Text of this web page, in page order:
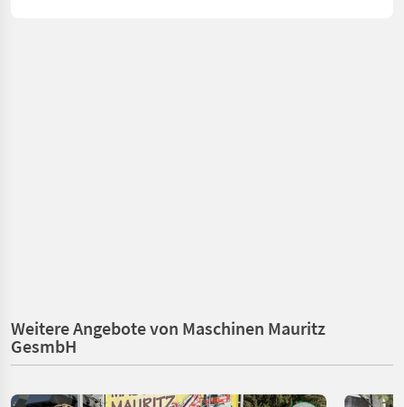
Weitere Angebote von Maschinen Mauritz
GesmbH